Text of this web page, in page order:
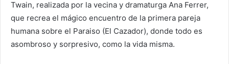
Twain, realizada por la vecina y dramaturga Ana Ferrer,
que recrea el mágico encuentro de la primera pareja
humana sobre el Paraiso (El Cazador), donde todo es
asombroso y sorpresivo, como la vida misma.